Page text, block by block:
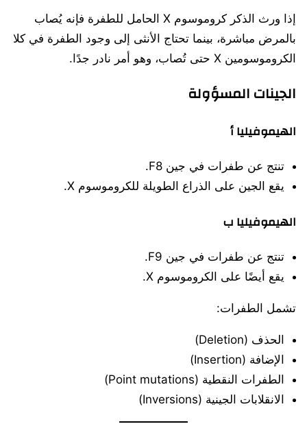
إذا ورث الذكر كروموسوم X الحامل للطفرة فإنه يُصاب
بالمرض مباشرة، بينما تحتاج الأنثى إلى وجود الطفرة في كلا
الكروموسومين X حتى تُصاب، وهو أمر نادر جدًا.
الجينات المسؤولة
الهيموفيليا أ
تنتج عن طفرات في جين F8.
يقع الجين على الذراع الطويلة للكروموسوم X.
الهيموفيليا ب
تنتج عن طفرات في جين F9.
يقع أيضًا على الكروموسوم X.
تشمل الطفرات:
الحذف (Deletion)
الإضافة (Insertion)
الطفرات النقطية (Point mutations)
الانقلابات الجينية (Inversions)